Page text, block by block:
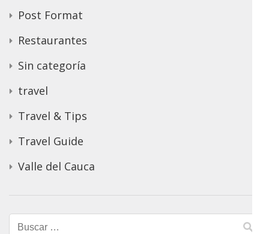
Post Format
Restaurantes
Sin categoría
travel
Travel & Tips
Travel Guide
Valle del Cauca
Buscar: